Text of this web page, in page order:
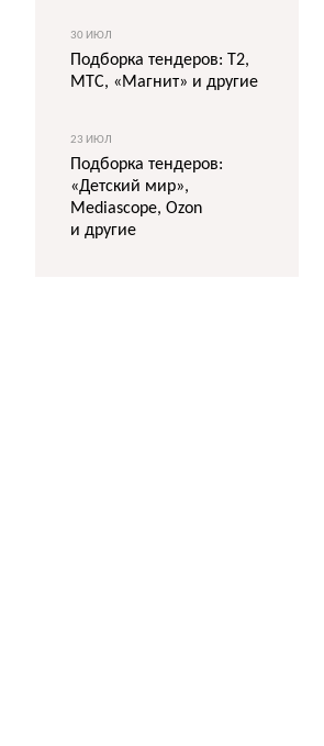
30 ИЮЛ
Подборка тендеров: T2,
МТС, «Магнит» и другие
23 ИЮЛ
Подборка тендеров:
«Детский мир»,
Mediascope, Ozon
и другие